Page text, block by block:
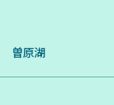
曽原湖